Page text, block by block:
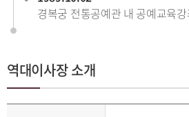
경복궁 전통공예관 내 공예교육
역대이사장 소개